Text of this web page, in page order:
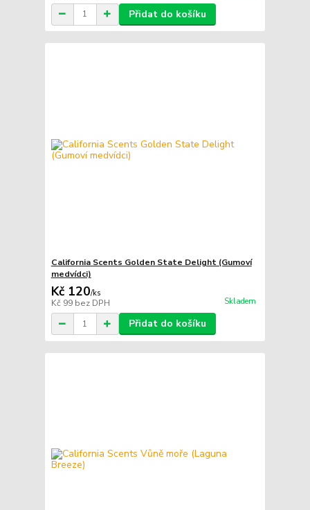
Přidat do košíku
California Scents Golden State Delight (Gumoví
medvídci)
Kč 120/ks
Kč 99 bez DPH Skladem
Přidat do košíku